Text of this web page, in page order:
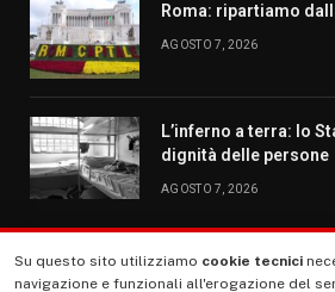
Roma: ripartiamo
AGOSTO 7, 2026
L’inferno a terra: lo
dignità delle persone
AGOSTO 7, 2026
MENU
Su questo sito utilizziamo cookie tecnici
navigazione e funzionali all'erogazione del